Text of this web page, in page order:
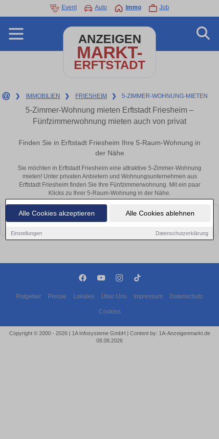
Alle Cookies akzeptieren Alle Cookies ablehnen
Einstellungen Datenschutzerklärung
Event Auto Immo Job
ANZEIGEN
MARKT-
ERFTSTADT
❯ IMMOBILIEN ❯ FRIESHEIM ❯ 5-ZIMMER-WOHNUNG-MIETEN
5-Zimmer-Wohnung mieten Erftstadt Friesheim –
Fünfzimmerwohnung mieten auch von privat
Finden Sie in Erftstadt Friesheim Ihre 5-Raum-Wohnung in
der Nähe
Sie möchten in Erftstadt Friesheim eine attraktive 5-Zimmer-Wohnung
mieten! Unter privaten Anbietern und Wohnungsunternehmen aus
Erftstadt Friesheim finden Sie Ihre Fünfzimmerwohnung. Mit ein paar
Klicks zu Ihrer 5-Raum-Wohnung in der Nähe.
Leider konnten wir derzeit keine passenden Objekte finden. Schauen Sie
bald wieder vorbei!
Ratgeber Presse Lokales Über Uns Impressum Datenschutz
Cookies
Copyright © 2000 - 2026 | 1A Infosysteme GmbH | Content by: 1A-Anzeigenmarkt.de
08.08.2026